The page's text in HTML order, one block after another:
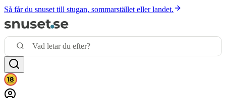
Så får du snuset till stugan, sommarstället eller landet.